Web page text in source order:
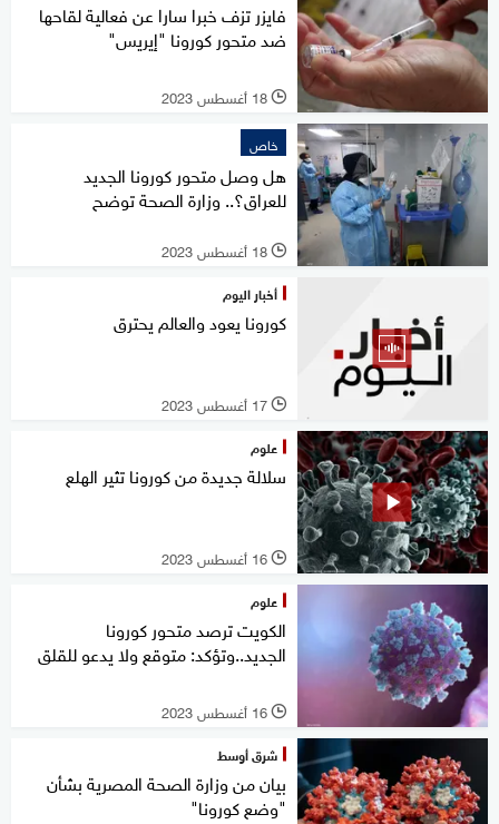
فايزر تزف خبرا سارا عن فعالية لقاحها
ضد متحور كورونا "إيريس"
l 18 أغسطس 2023
خاص
هل وصل متحور كورونا الجديد
للعراق؟.. وزارة الصحة توضح
l 18 أغسطس 2023
أخبار اليوم
كورونا يعود والعالم يحترق
l 17 أغسطس 2023
علوم
سلالة جديدة من كورونا تثير الهلع
l 16 أغسطس 2023
علوم
الكويت ترصد متحور كورونا
الجديد..وتؤكد: متوقع ولا يدعو للقلق
l 16 أغسطس 2023
شرق أوسط
بيان من وزارة الصحة المصرية بشأن
"وضع كورونا"